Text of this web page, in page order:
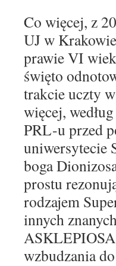
Co więcej, z
UJ w
prawieVI
święto
trakcie uczty w
więcej, według
PRL-u przed
uniwersytecie
boga
prostu
rodzajem
innych
ASKLEP
wzbudzania